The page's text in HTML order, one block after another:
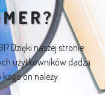
? Dzięki naszej stronie
użytkowników dadzą
on należy.